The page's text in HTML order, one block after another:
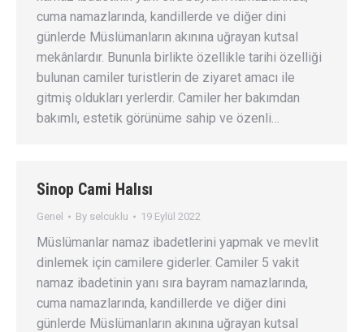
cuma namazlarında, kandillerde ve diğer dini
günlerde Müslümanların akınına uğrayan kutsal
mekânlardır. Bununla birlikte özellikle tarihi özelliği
bulunan camiler turistlerin de ziyaret amacı ile
gitmiş oldukları yerlerdir. Camiler her bakımdan
bakımlı, estetik görünüme sahip ve özenli…
Sinop Cami Halısı
Genel By selcuklu 19 Eylül 2022
Müslümanlar namaz ibadetlerini yapmak ve mevlit
dinlemek için camilere giderler. Camiler 5 vakit
namaz ibadetinin yanı sıra bayram namazlarında,
cuma namazlarında, kandillerde ve diğer dini
günlerde Müslümanların akınına uğrayan kutsal